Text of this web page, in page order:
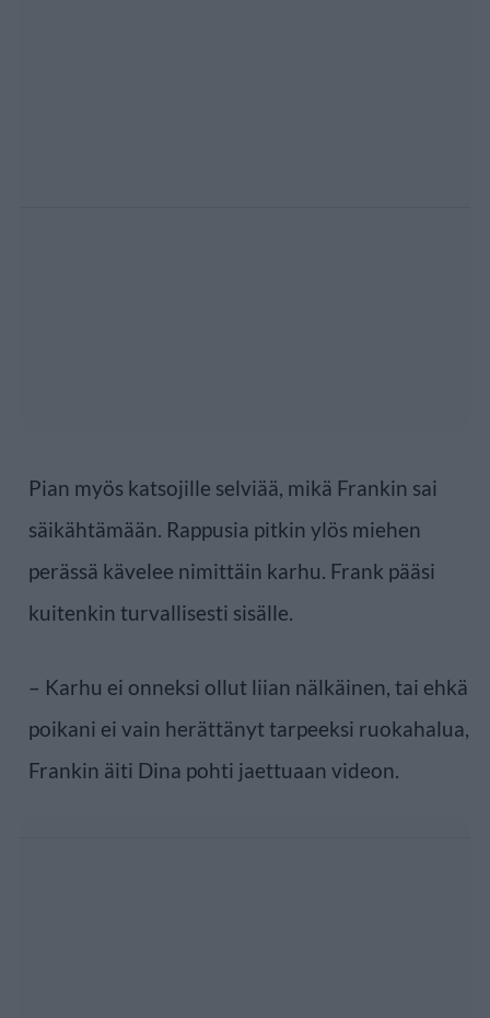
Pian myös katsojille selviää, mikä Frankin sai
säikähtämään. Rappusia pitkin ylös miehen
perässä kävelee nimittäin karhu. Frank pääsi
kuitenkin turvallisesti sisälle.
– Karhu ei onneksi ollut liian nälkäinen, tai ehkä
poikani ei vain herättänyt tarpeeksi ruokahalua,
Frankin äiti Dina pohti jaettuaan videon.